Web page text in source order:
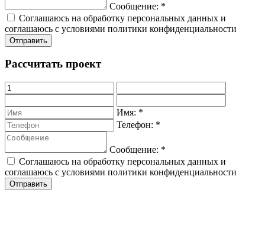
Сообщение: *
Соглашаюсь на обработку персональных данных и
соглашаюсь с условиями политики конфиденциальности
Рассчитать проект
Имя: *
Телефон: *
Сообщение: *
Соглашаюсь на обработку персональных данных и
соглашаюсь с условиями политики конфиденциальности